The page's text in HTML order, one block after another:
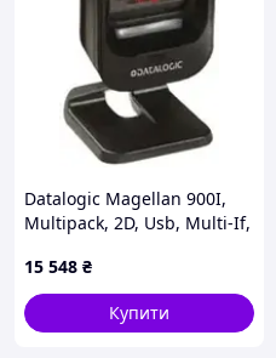
Datalogic Magellan 900I,
Multipack, 2D, Usb, Multi-If,
(MG0902110100200)
15 548 ₴
Купити